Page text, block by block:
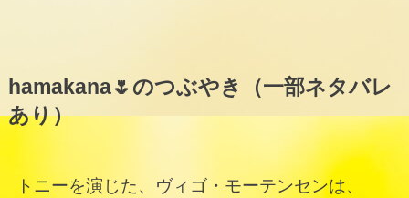
hamakana🌷のつぶやき（一部ネタバレ
あり）
トニーを演じた、ヴィゴ・モーテンセンは、